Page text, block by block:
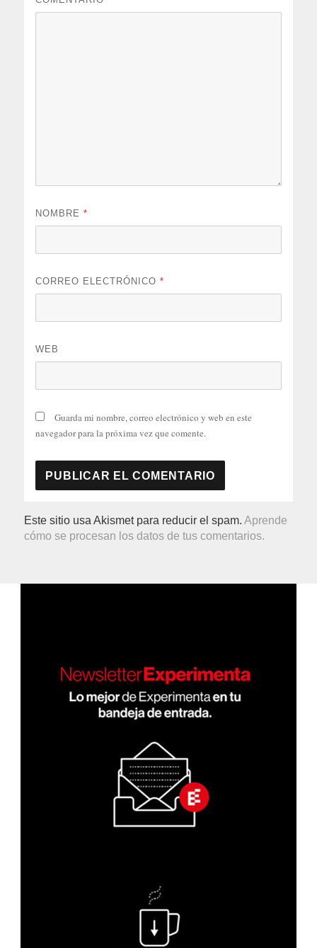
NOMBRE*
CORREO ELECTRÓNICO*
WEB
Guarda mi nombre, correo electrónico y web en este
navegador para la próxima vez que comente.
Este sitio usa Akismet para reducir el spam.Aprende
cómo se procesan los datos de tus comentarios.